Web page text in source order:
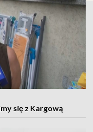
się z Kargową